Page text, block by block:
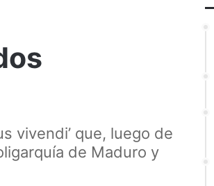
vivendi’ que, luego de
de Maduro y